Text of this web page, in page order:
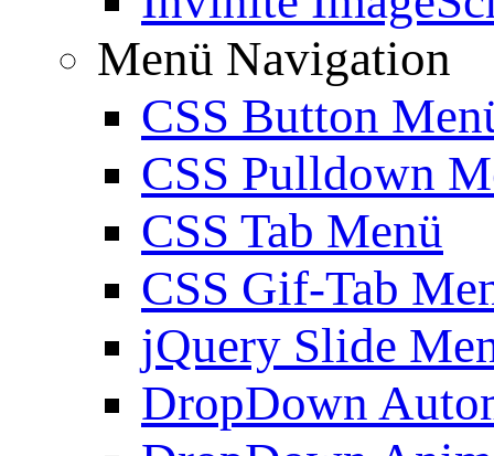
Menü Navigation
CSS Button
CSS Pulldown
CSS Tab Menü
CSS Gif-Tab
jQuery Slide
DropDown